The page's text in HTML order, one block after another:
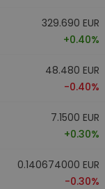
329.690 EUR
+0.40%
48.480 EUR
-0.40%
7.1500 EUR
+0.30%
0.140674000 EUR
-0.30%